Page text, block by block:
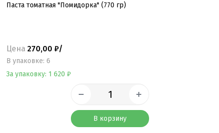
Паста томатная "Помидорка" (770 гр)
Цена 270,00 ₽/
B упаковке: 6
За упаковку: 1 620 ₽
В корзину